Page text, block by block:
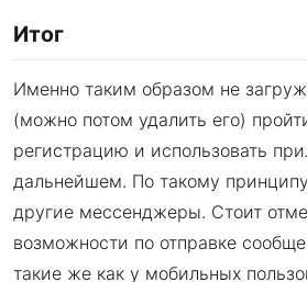
Итог
Именно таким образом не
(можно потом удалить его)
регистрацию и использовать
дальнейшем. По такому
другие мессенджеры. Стоит
возможности по отправке
такие же как у мобильных